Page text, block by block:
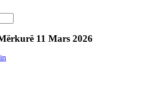
11 Mars 2026